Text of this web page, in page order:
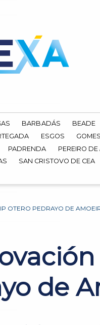
BARBADÁS BEADE
ESGOS
PADRENDA PEREIRO DE
SAN CRISTOVO DE CEA
OTERO PEDRAYO DE
de